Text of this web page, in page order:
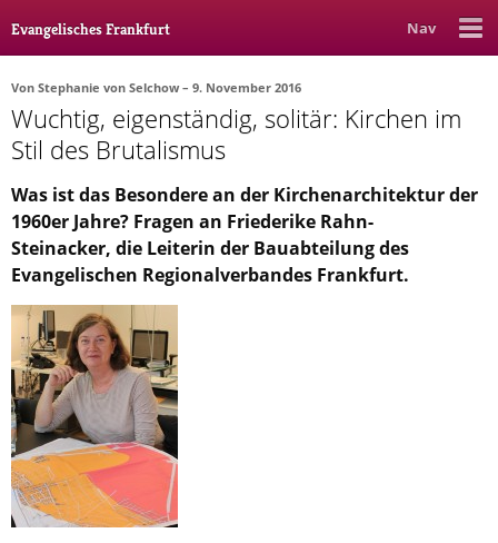
Evangelisches Frankfurt Nav
Rubrik Ausgabe Autor_in
Bücher & Filme
Ethik
Gott & Glauben
Kultur
Lebenslagen
Meinungen
Menschen
Stadtkirche
Von Stephanie von Selchow– 9. November 2016
Wuchtig, eigenständig, solitär: Kirchen im
Stil des Brutalismus
Was ist das Besondere an der Kirchenarchitektur der
1960er Jahre? Fragen an Friederike Rahn-
Steinacker, die Leiterin der Bauabteilung des
Evangelischen Regionalverbandes Frankfurt.